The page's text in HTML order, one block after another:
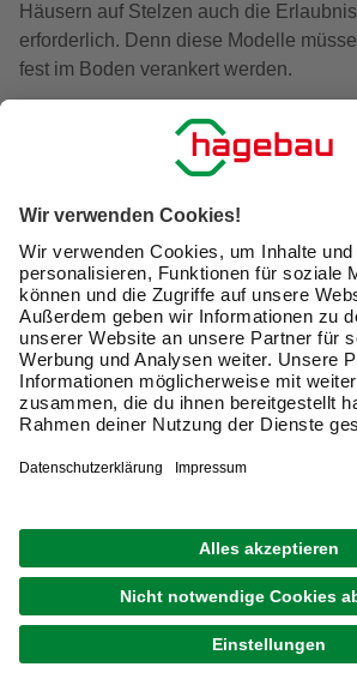
Häusern auf Stelzen auch die
erforderlich. Denn diese Modelle
fest im Boden verankert werden.
Spielhaus kaufen und altersgerecht
Spielanlagenzubehörimmer wieder
Details zufügen, bleibt das
spannend und interessant. Zum
gehören:
Wellenrutschen (auch mit
Kletterseile
Schaukelanbauten
Spielzeugtruhen (auch als